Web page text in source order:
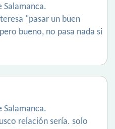
Salamanca.
"pasar un buen
bueno, no pasa nada si
Salamanca.
relación sería. solo